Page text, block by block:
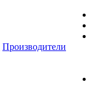
Производители